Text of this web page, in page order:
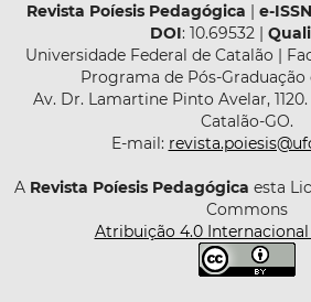
Revista Poíesis Pedagógica | e-ISSN
DOI: 10.69532 |
Universidade Federal de Catalão |
Programa de Pós-Graduação
Av. Dr. Lamartine Pinto Avelar,
Catalão-GO.
E-mail:
A Revista Poíesis Pedagógica esta
Commons
Atribuição 4.0 Internacional